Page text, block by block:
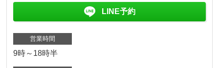
LINE予約
営業時間
9時～18時半